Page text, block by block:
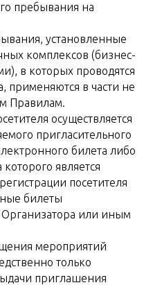
пребывания на
установленные
комплексов (бизнес-
в которых проводятся
применяются в части не
Правилам.
осуществляется
пригласительного
билета либо
является
посетителя
билеты
Организатора или иным
мероприятий
только
приглашения